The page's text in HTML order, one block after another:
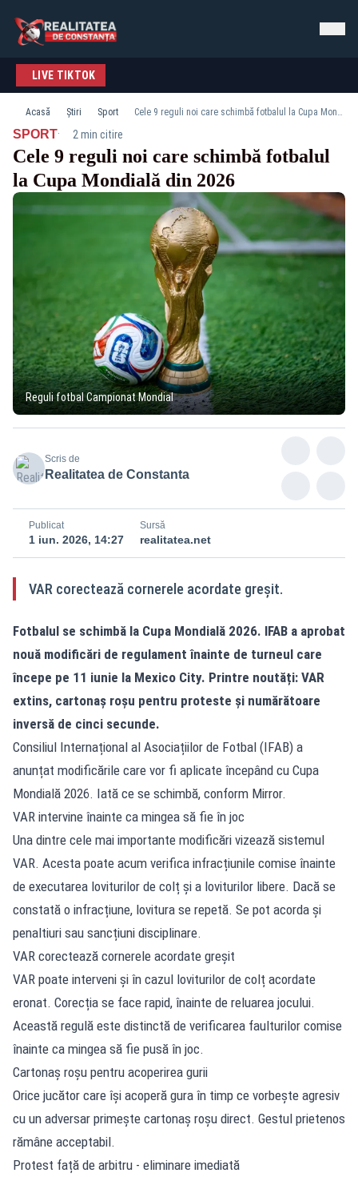
LIVE TIKTOK
Acasă Știri Sport Cele 9 reguli noi care schimbă fotbalul la Cupa Mondială din 2026
SPORT· 2 min citire
Cele 9 reguli noi care schimbă fotbalul
la Cupa Mondială din 2026
Reguli fotbal Campionat Mondial
Scris de
Realitatea de Constanta
Publicat
1 iun. 2026, 14:27
Sursă
realitatea.net
VAR corectează cornerele acordate greșit.
Fotbalul se schimbă la Cupa Mondială 2026. IFAB a aprobat
nouă modificări de regulament înainte de turneul care
începe pe 11 iunie la Mexico City. Printre noutăți: VAR
extins, cartonaș roșu pentru proteste și numărătoare
inversă de cinci secunde.
Consiliul Internațional al Asociațiilor de Fotbal (IFAB) a
anunțat modificările care vor fi aplicate începând cu Cupa
Mondială 2026. Iată ce se schimbă, conform Mirror.
VAR intervine înainte ca mingea să fie în joc
Una dintre cele mai importante modificări vizează sistemul
VAR. Acesta poate acum verifica infracțiunile comise înainte
de executarea loviturilor de colț și a loviturilor libere. Dacă se
constată o infracțiune, lovitura se repetă. Se pot acorda și
penaltiuri sau sancțiuni disciplinare.
VAR corectează cornerele acordate greșit
VAR poate interveni și în cazul loviturilor de colț acordate
eronat. Corecția se face rapid, înainte de reluarea jocului.
Această regulă este distinctă de verificarea faulturilor comise
înainte ca mingea să fie pusă în joc.
Cartonaș roșu pentru acoperirea gurii
Orice jucător care își acoperă gura în timp ce vorbește agresiv
cu un adversar primește cartonaș roșu direct. Gestul prietenos
rămâne acceptabil.
Protest față de arbitru - eliminare imediată